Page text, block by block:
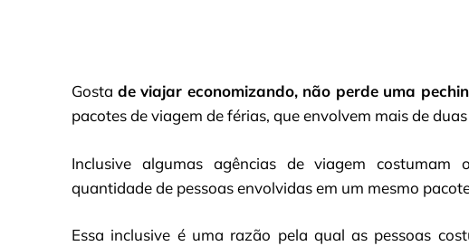
Gosta de viajar economizando, não perde uma
pacotes de viagem de férias, que envolvem mais de
Inclusive algumas agências de viagem
quantidade de pessoas envolvidas em um mesmo
Essa inclusive é uma razão pela qual as pessoas